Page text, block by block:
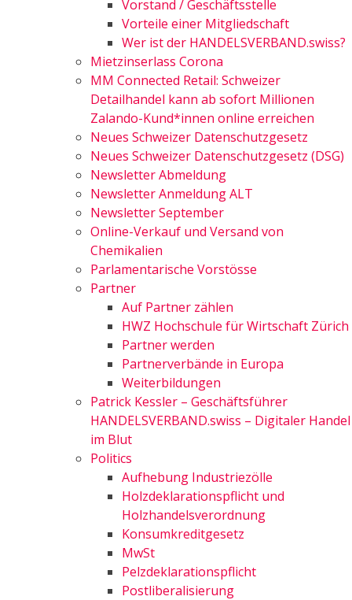
Vorstand / Geschäftsstelle
Vorteile einer Mitgliedschaft
Wer ist der HANDELSVERBAND.swiss?
Mietzinserlass Corona
MM Connected Retail: Schweizer
Detailhandel kann ab sofort Millionen
Zalando-Kund*innen online erreichen
Neues Schweizer Datenschutzgesetz
Neues Schweizer Datenschutzgesetz (DSG)
Newsletter Abmeldung
Newsletter Anmeldung ALT
Newsletter September
Online-Verkauf und Versand von
Chemikalien
Parlamentarische Vorstösse
Partner
Auf Partner zählen
HWZ Hochschule für Wirtschaft Zürich
Partner werden
Partnerverbände in Europa
Weiterbildungen
Patrick Kessler – Geschäftsführer
HANDELSVERBAND.swiss – Digitaler Handel
im Blut
Politics
Aufhebung Industriezölle
Holzdeklarationspflicht und
Holzhandelsverordnung
Konsumkreditgesetz
MwSt
Pelzdeklarationspflicht
Postliberalisierung